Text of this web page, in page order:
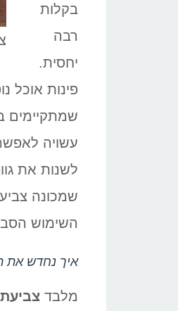
בקלות
רבה
יחסית.
פינות אוכל
שמתקיימים
עשויה
לשנות את
שמכונה
השימוש
איך נחדש את
מלבד